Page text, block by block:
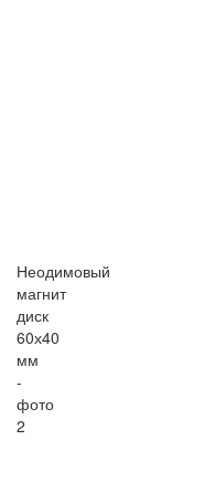
Неодимовый
магнит
диск
60х40
мм
-
фото
2